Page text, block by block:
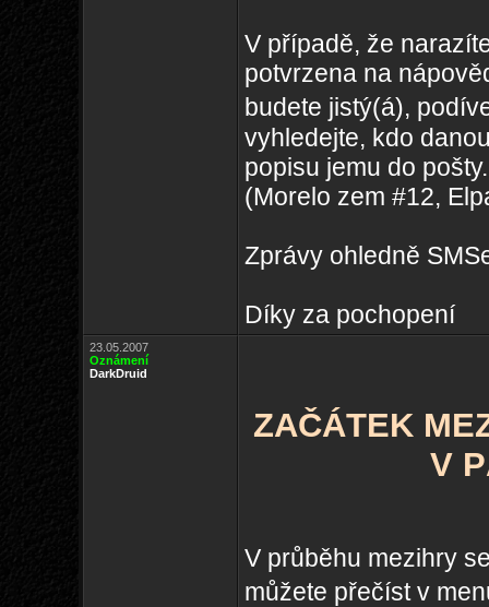
V případě, že
potvrzena na
budete jistý(á),
vyhledejte, kdo
popisu jemu do pošty.
(Morelo zem #12,
Zprávy ohledně
Díky za pochopení
23.05.2007
Oznámení
DarkDruid
ZAČÁTEK
V
V průběhu mezihry
můžete přečíst v